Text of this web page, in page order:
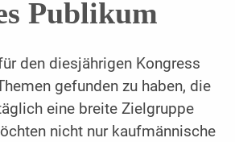
Publikum
den diesjährigen Kongress
gefunden zu haben, die
eine breite Zielgruppe
nicht nur kaufmännische